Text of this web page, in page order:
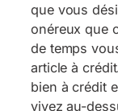
que vous
onéreux que
de temps
article à
bien à crédit
vivez au-